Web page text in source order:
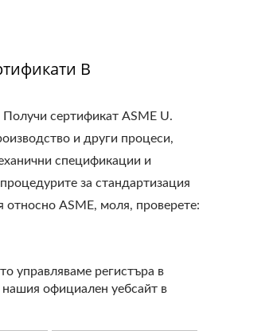
В
Получи сертификат ASME U.
и други процеси,
спецификации и
за стандартизация
ASME, моля, проверете:
управляваме регистъра в
официален уебсайт в